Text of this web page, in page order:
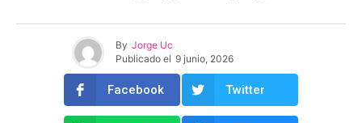
By Jorge Uc
Publicado el 9 junio, 2026
Facebook Twitter